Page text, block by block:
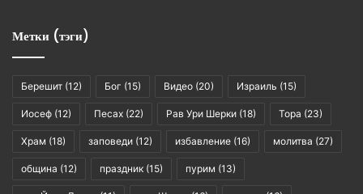
Метки (тэги)
Берешит (12) Бог (15) Видео (20) Израиль (15)
Иосеф (12) Песах (22) Рав Ури Шерки (18) Тора (23)
Храм (18) заповеди (12) избавление (16) молитва (27)
община (12) праздник (15) пурим (13)